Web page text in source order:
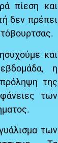
πίεση και
δεν πρέπει
και
η
της
των
των